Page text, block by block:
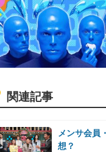
関連記事
メンサ会員
想？